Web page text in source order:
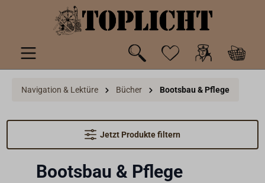
springen
Navigation & Lektüre Bücher Bootsbau & Pflege
Jetzt Produkte filtern
Bootsbau & Pflege